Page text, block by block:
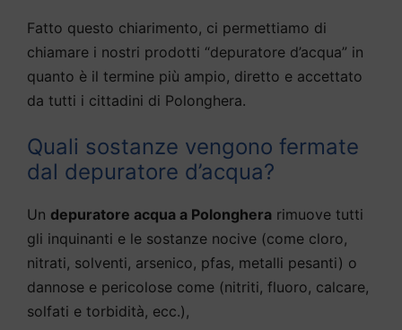
Fatto questo chiarimento, ci permettiamo di
chiamare i nostri prodotti “depuratore d’acqua” in
quanto è il termine più ampio, diretto e accettato
da tutti i cittadini di Polonghera.
Quali sostanze vengono fermate
dal depuratore d’acqua?
Un depuratore acqua a Polonghera rimuove tutti
gli inquinanti e le sostanze nocive (come cloro,
nitrati, solventi, arsenico, pfas, metalli pesanti) o
dannose e pericolose come (nitriti, fluoro, calcare,
solfati e torbidità, ecc.),